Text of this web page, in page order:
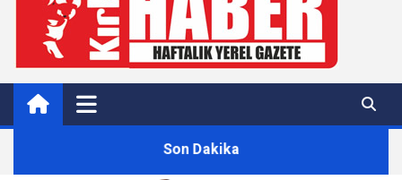
Kırkağaç 40Haber
Kırkağaç'ın Yerel Haber Sitesi
Son Dakika